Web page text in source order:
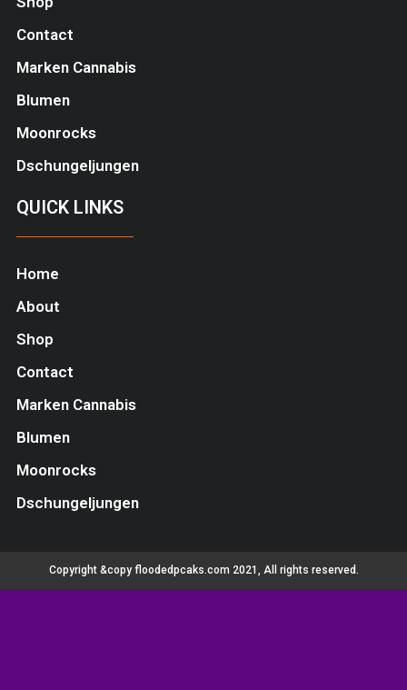
Contact
Marken Cannabis
Blumen
Moonrocks
Dschungeljungen
QUICK LINKS
Home
About
Shop
Contact
Marken Cannabis
Blumen
Moonrocks
Dschungeljungen
Copyright &copy floodedpcaks.com 2021, All rights reserved.